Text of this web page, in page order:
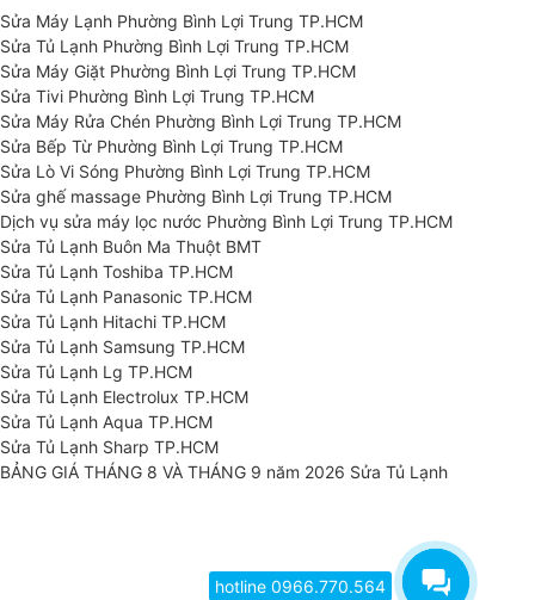
Sửa Máy Lạnh Phường Bình Lợi Trung TP.HCM
Sửa Tủ Lạnh Phường Bình Lợi Trung TP.HCM
Sửa Máy Giặt Phường Bình Lợi Trung TP.HCM
Sửa Tivi Phường Bình Lợi Trung TP.HCM
Sửa Máy Rửa Chén Phường Bình Lợi Trung TP.HCM
Sửa Bếp Từ Phường Bình Lợi Trung TP.HCM
Sửa Lò Vi Sóng Phường Bình Lợi Trung TP.HCM
Sửa ghế massage Phường Bình Lợi Trung TP.HCM
Dịch vụ sửa máy lọc nước Phường Bình Lợi Trung TP.HCM
Sửa Tủ Lạnh Buôn Ma Thuột BMT
Sửa Tủ Lạnh Toshiba TP.HCM
Sửa Tủ Lạnh Panasonic TP.HCM
Sửa Tủ Lạnh Hitachi TP.HCM
Sửa Tủ Lạnh Samsung TP.HCM
Sửa Tủ Lạnh Lg TP.HCM
Sửa Tủ Lạnh Electrolux TP.HCM
Sửa Tủ Lạnh Aqua TP.HCM
Sửa Tủ Lạnh Sharp TP.HCM
BẢNG GIÁ THÁNG 8 VÀ THÁNG 9 năm 2026 Sửa Tủ Lạnh
hotline 0966.770.564